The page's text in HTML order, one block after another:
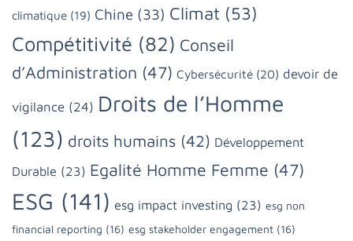
climatique (19) Chine (33) Climat (53)
Compétitivité (82) Conseil
d’Administration (47) Cybersécurité (20) devoir de
vigilance (24) Droits de l’Homme
(123) droits humains (42) Développement
Durable (23) Egalité Homme Femme (47)
ESG (141) esg impact investing (23) esg non
financial reporting (16) esg stakeholder engagement (16)